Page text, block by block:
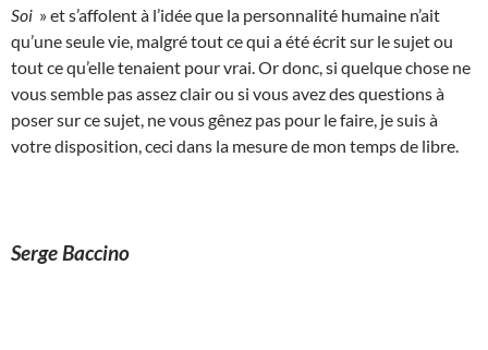
Soi » et s’affolent à l’idée que la personnalité humaine n’ait
qu’une seule vie, malgré tout ce qui a été écrit sur le sujet ou
tout ce qu’elle tenaient pour vrai. Or donc, si quelque chose ne
vous semble pas assez clair ou si vous avez des questions à
poser sur ce sujet, ne vous gênez pas pour le faire, je suis à
votre disposition, ceci dans la mesure de mon temps de libre.
Serge Baccino